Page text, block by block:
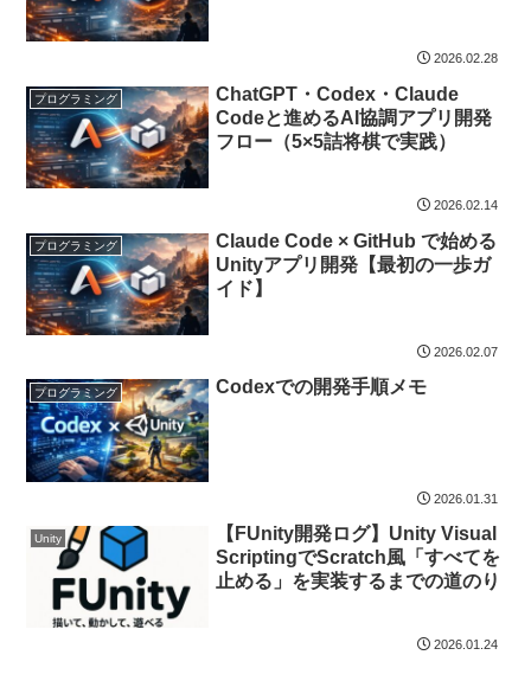
2026.02.28
プログラミング
ChatGPT・Codex・Claude
Codeと進めるAI協調アプリ開発
フロー（5×5詰将棋で実践）
2026.02.14
プログラミング
Claude Code × GitHub で始める
Unityアプリ開発【最初の一歩ガ
イド】
2026.02.07
プログラミング Codexでの開発手順メモ
2026.01.31
Unity
【FUnity開発ログ】Unity Visual
ScriptingでScratch風「すべてを
止める」を実装するまでの道のり
2026.01.24